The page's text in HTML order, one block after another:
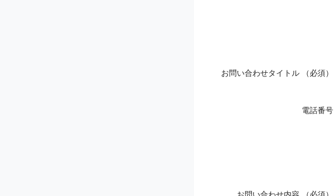
お問い合わせタイトル （必須）
電話番号